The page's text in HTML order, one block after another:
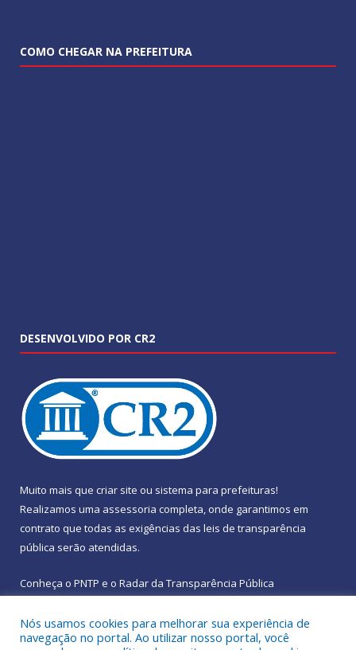
COMO CHEGAR NA PREFEITURA
DESENVOLVIDO POR CR2
Muito mais que criar site ou sistema para prefeituras!
Realizamos uma assessoria completa, onde garantimos em
contrato que todas as exigências das leis de transparência
pública serão atendidas.
Conheça o PNTP e o Radar da Transparência Pública
Nós usamos cookies para melhorar sua experiência de
navegação no portal. Ao utilizar nosso portal, você